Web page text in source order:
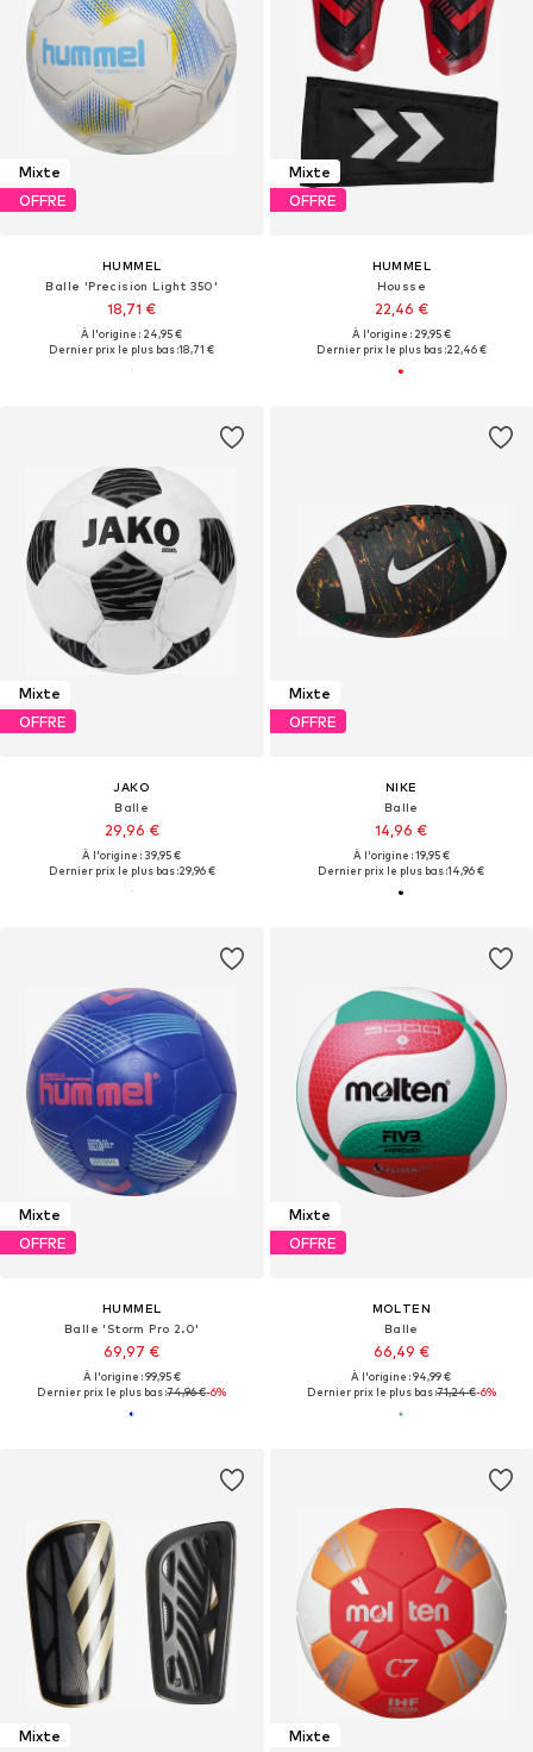
Mixte
OFFRE
HUMMEL
Balle 'Precision Light 350'
18,71 €
À l'origine : 24,95 €
Dernier prix le plus bas :18,71 €
Mixte
OFFRE
HUMMEL
Housse
22,46 €
À l'origine : 29,95 €
Dernier prix le plus bas :22,46 €
Mixte
OFFRE
JAKO
Balle
29,96 €
À l'origine : 39,95 €
Dernier prix le plus bas :29,96 €
Mixte
OFFRE
NIKE
Balle
14,96 €
À l'origine : 19,95 €
Dernier prix le plus bas :14,96 €
Mixte
OFFRE
HUMMEL
Balle 'Storm Pro 2.0'
69,97 €
À l'origine : 99,95 €
Dernier prix le plus bas :74,96 €-6%
Mixte
OFFRE
MOLTEN
Balle
66,49 €
À l'origine : 94,99 €
Dernier prix le plus bas :71,24 €-6%
Mixte
Mixte